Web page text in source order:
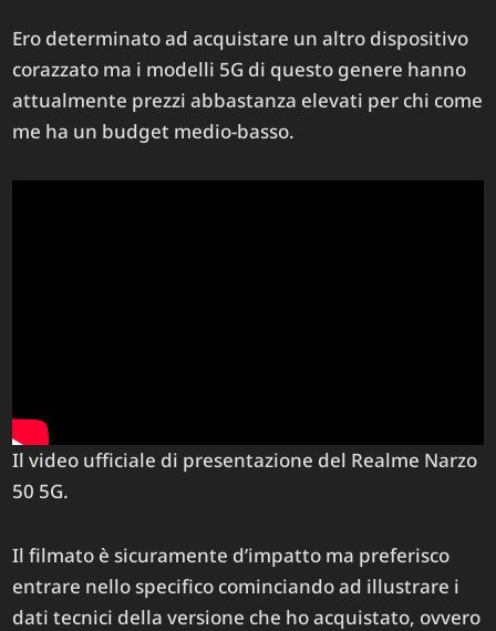
Ero determinato ad acquistare un altro dispositivo
corazzato ma i modelli 5G di questo genere hanno
attualmente prezzi abbastanza elevati per chi come
me ha un budget medio-basso.
Il video ufficiale di presentazione del Realme Narzo
50 5G.
Il filmato è sicuramente d’impatto ma preferisco
entrare nello specifico cominciando ad illustrare i
dati tecnici della versione che ho acquistato, ovvero